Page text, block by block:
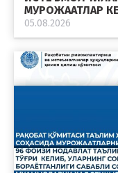
МУРОЖААТЛАР
05.08.2026